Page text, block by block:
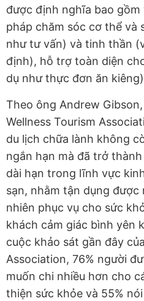
được định nghĩa bao gồm
pháp chăm sóc cơ thể và
như tư vấn) và tinh thần
định), hỗ trợ toàn diện
dụ như thực đơn ăn
Theo ông Andrew
Wellness Tourism
du lịch chữa lành không
ngắn hạn mà đã trở
dài hạn trong lĩnh vực
sạn, nhằm tận dụng
nhiên phục vụ cho sức
khách cảm giác bình yên
cuộc khảo sát gần đây
Association, 76% người
muốn chi nhiều hơn cho
thiện sức khỏe và 55%